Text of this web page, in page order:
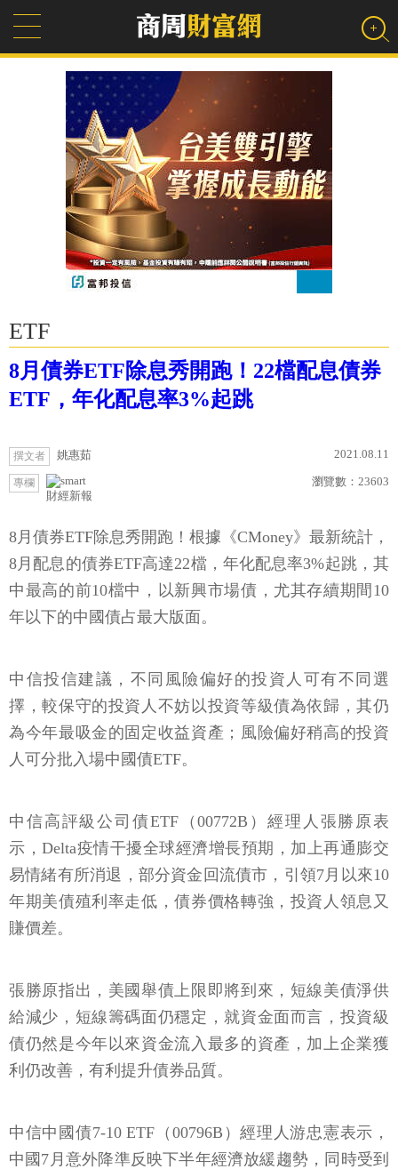
ETF
8月債券ETF除息秀開跑！22檔配息債券
ETF，年化配息率3%起跳
撰文者 姚惠茹 2021.08.11
專欄
財經新報
瀏覽數： 23603
8月債券ETF除息秀開跑！根據《CMoney》最新統計，
8月配息的債券ETF高達22檔，年化配息率3%起跳，其
中最高的前10檔中，以新興市場債，尤其存續期間10
年以下的中國債占最大版面。
中信投信建議，不同風險偏好的投資人可有不同選
擇，較保守的投資人不妨以投資等級債為依歸，其仍
為今年最吸金的固定收益資產；風險偏好稍高的投資
人可分批入場中國債ETF。
中信高評級公司債ETF（00772B）經理人張勝原表
示，Delta疫情干擾全球經濟增長預期，加上再通膨交
易情緒有所消退，部分資金回流債市，引領7月以來10
年期美債殖利率走低，債券價格轉強，投資人領息又
賺價差。
張勝原指出，美國舉債上限即將到來，短線美債淨供
給減少，短線籌碼面仍穩定，就資金面而言，投資級
債仍然是今年以來資金流入最多的資產，加上企業獲
利仍改善，有利提升債券品質。
中信中國債7-10 ETF（00796B）經理人游忠憲表示，
中國7月意外降準反映下半年經濟放緩趨勢，同時受到